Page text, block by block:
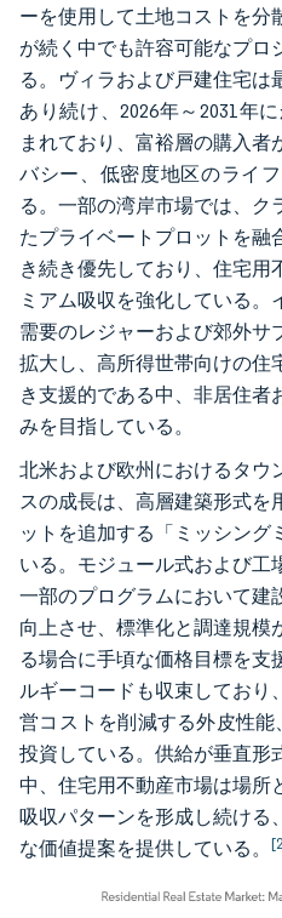
ーを使用して土地コストを分
が続く中でも許容可能なプロ
る。ヴィラおよび戸建住宅は
あり続け、2026年～2031年
まれており、富裕層の購入者
バシー、低密度地区のライ
る。一部の湾岸市場では、ク
たプライベートプロットを融
き続き優先しており、住宅用
ミアム吸収を強化している
需要のレジャーおよび郊外サ
拡大し、高所得世帯向けの住
き支援的である中、非居住者
みを目指している。
北米および欧州におけるタウ
スの成長は、高層建築形式を
ットを追加する「ミッシング
いる。モジュール式および工
一部のプログラムにおいて建
向上させ、標準化と調達規模
る場合に手頃な価格目標を支
ルギーコードも収束しており
営コストを削減する外皮性
投資している。供給が垂直形
中、住宅用不動産市場は場所
吸収パターンを形成し続ける
な価値提案を提供している。